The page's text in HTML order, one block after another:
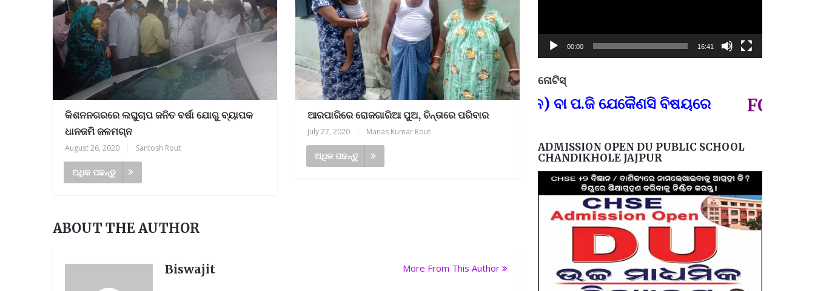
କିଶନନଗରରେ ଲଘୁଚାପ ଜନିତ ବର୍ଷା ଯୋଗୁ ବ୍ୟାପକ
ଧାନଜମି ଜଳମଗ୍ନ
August 26, 2020 Santosh Rout
ଅଧିକ ପଢନ୍ତୁ
ଆରପାରିରେ ରୋଜଗାରିଆ ପୁଅ, ଚିନ୍ତାରେ ପରିବାର
July 27, 2020 Manas Kumar Rout
ଅଧିକ ପଢନ୍ତୁ
ABOUT THE AUTHOR
Biswajit More From This Author
00:00 16:41
ନୋଟିସ୍
ଆବଶ୍ୟକ, ଯୋଗାଯୋଗ-୯୪୩୭୮୧୯୩୭୫, ଶିକ୍ଷାଗତ ଯୋଗ୍ୟତା: +୩ (ସମ୍ମାନ) ବା ପ.ଜି ଯେକୈଣସି ବିଷୟରେ FOR GOVT
ADMISSION OPEN DU PUBLIC SCHOOL
CHANDIKHOLE JAJPUR